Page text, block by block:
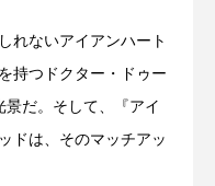
れないアイアンハート
持つドクター・ドゥー
だ。そして、『アイ
ドは、そのマッチアッ